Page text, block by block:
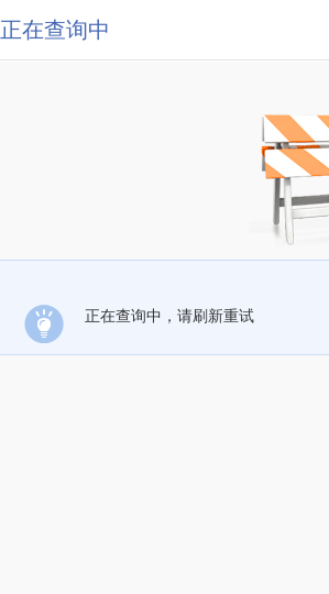
正在查询中
正在查询中，请刷新重试